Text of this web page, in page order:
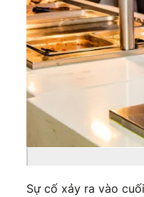
Sự cố xảy ra vào